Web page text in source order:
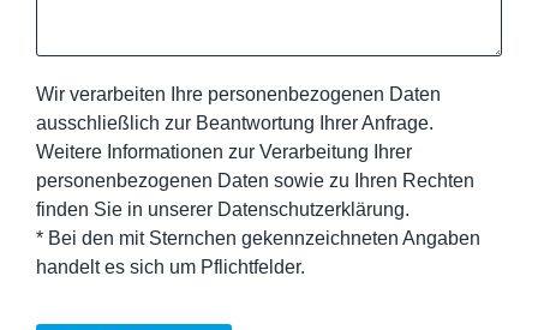
Wir verarbeiten Ihre personenbezogenen Daten
ausschließlich zur Beantwortung Ihrer Anfrage.
Weitere Informationen zur Verarbeitung Ihrer
personenbezogenen Daten sowie zu Ihren Rechten
finden Sie in unserer Datenschutzerklärung.
* Bei den mit Sternchen gekennzeichneten Angaben
handelt es sich um Pflichtfelder.